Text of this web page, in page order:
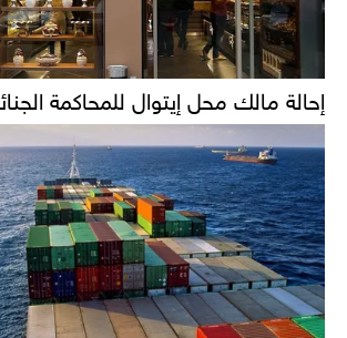
إحالة مالك محل إيتوال للمحاكمة